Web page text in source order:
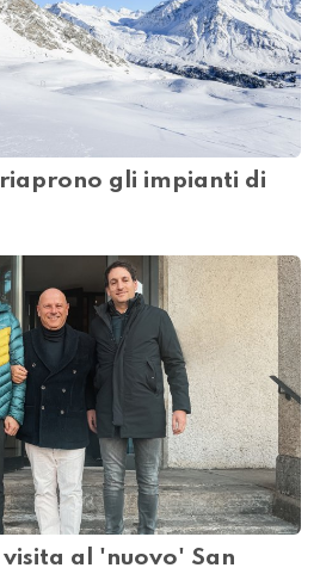
gli impianti di
al 'nuovo' San